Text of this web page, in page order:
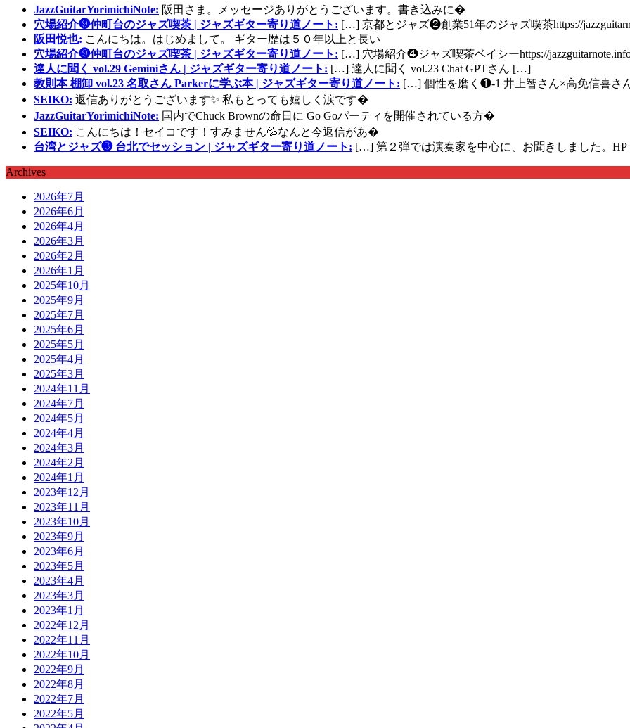
JazzGuitarYorimichiNote: 阪田さま。メッセージありがとうございます。書き込みに�
穴場紹介❾仲町台のジャズ喫茶 | ジャズギター寄り道ノート: […] 京都とジャズ❷創業51年のジャズ喫茶https://
阪田悦也: こんにちは。はじめまして。 ギター歴は５０年以上と長い
穴場紹介❾仲町台のジャズ喫茶 | ジャズギター寄り道ノート: […] 穴場紹介❹ジャズ喫茶ベイシーhttps://
達人に聞く vol.29 Geminiさん | ジャズギター寄り道ノート: […] 達人に聞く vol.23 Chat GPTさん […]
教則本 棚卸 vol.23 名取さん Parkerに学ぶ本 | ジャズギター寄り道ノート: […] 個性を磨く❶-1 井上智さん×高免信喜さん
SEIKO: 返信ありがとうございます✨ 私もとっても嬉しく涙です�
JazzGuitarYorimichiNote: 国内でChuck Brownの命日に Go Goパーティを開催されている方�
SEIKO: こんにちは！セイコです！すみません💦なんと今返信があ�
台湾とジャズ❸ 台北でセッション | ジャズギター寄り道ノート: […] 第２弾では演奏家を中心に、お聞きしました。
Archives
2026年7月
2026年6月
2026年4月
2026年3月
2026年2月
2026年1月
2025年10月
2025年9月
2025年7月
2025年6月
2025年5月
2025年4月
2025年3月
2024年11月
2024年7月
2024年5月
2024年4月
2024年3月
2024年2月
2024年1月
2023年12月
2023年11月
2023年10月
2023年9月
2023年6月
2023年5月
2023年4月
2023年3月
2023年1月
2022年12月
2022年11月
2022年10月
2022年9月
2022年8月
2022年7月
2022年5月